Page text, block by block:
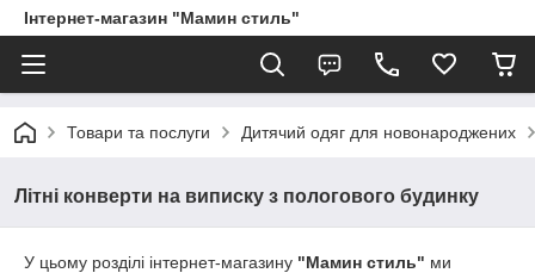
Інтернет-магазин "Мамин стиль"
Товари та послуги Дитячий одяг для новонароджених
Літні конверти на виписку з пологового будинку
У цьому розділі інтернет-магазину "Мамин стиль" ми